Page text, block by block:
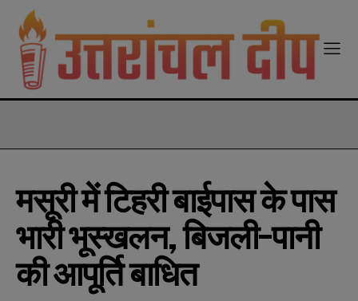
मसूरी में टिहरी बाईपास के पास
भारी भूस्खलन, बिजली-पानी
की आपूर्ति बाधित